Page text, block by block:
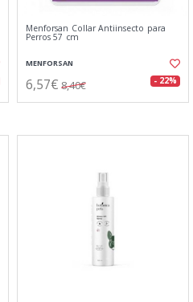
Menforsan Collar Antiinsecto para
Perros 57 cm
MENFORSAN
6,57€ 8,40€ - 22%